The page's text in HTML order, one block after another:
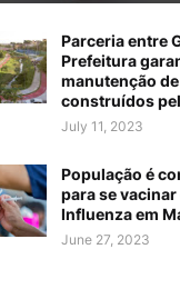
Parceria entre
Prefeitura
manutenção
construídos
July 11, 2023
População é
para se
Influenza em
June 27, 2023